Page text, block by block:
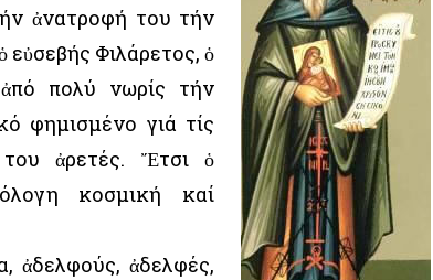
ἀνατροφή του τήν
εὐσεβής Φιλάρετος, ὁ
πολύ νωρίς τήν
φημισμένο γιά τίς
του ἀρετές. Ἔτσι ὁ
κοσμική καί
ἀδελφούς, ἀδελφές,